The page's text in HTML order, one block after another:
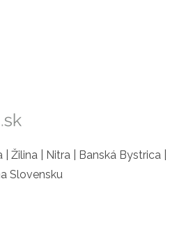
Žilina | Nitra | Banská Bystrica |
Slovensku